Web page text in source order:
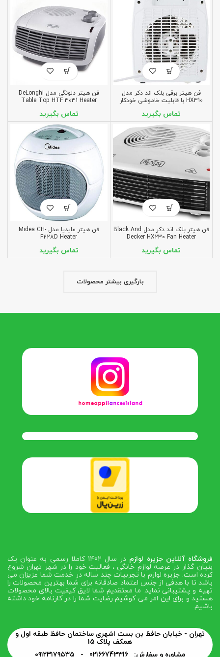
فن هیتر برقی بلک اند دکر مدل
HX310 با قابلیت خاموشی خودکار
فن هیتر دلونگی مدل DeLonghi
Table Top HTF 3031 Heater
فن هیتر بلک اند دکر مدل Black And
Decker HX230 Fan Heater
فن هیتر مایدیا مدل Midea CH-
F228D Heater
بارگیری بیشتر محصولات
فروشگاه آنلاین جزیره لوازم
در سال 1402 کاملا رسمی به عنوان یک
بنیان گذار در عرصه لوازم خانگی ، فعالیت خود را در شهر تهران شروع
کرده است. جزیره لوازم با تجربیات چند ساله در خدمت شما عزیزان می
باشد تا با هدفی از جنس اعتماد صادقانه برای شما بهترین محصولات را
تهیه و پشتیبانی نماید. ما معتقدیم شما لایق کیفیت بالای محصولات
هستید و برای این امر می کوشیم رضایت شما را در کارنامه خود داشته
باشیم.
تهران - خیابان حافظ بن بست اشهری ساختمان حافظ طبقه اول و
همکف پلاک 15
مشاوره و سفارش: 02166743316 -
۰۹۱۲۳۱۷۹۵۳۵